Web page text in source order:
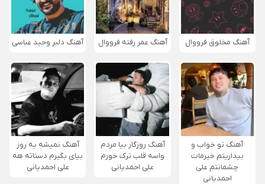
آهنگ مخلوق فرووال آهنگ عمر رفته فرووال آهنگ دلبر وحید عباسی
آهنگ تو خواب و
بیداریتم خیرمات
چشمانتم علی
احمدیانی
آهنگ روزگار بیا مردم
واسه قلب ترک خورم
علی احمدیانی
آهنگ نمیشه یه روز
بیای بگیرم دستاته هه
علی احمدیانی